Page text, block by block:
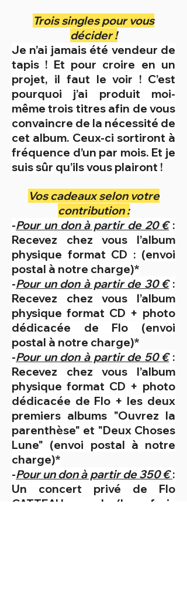
Trois singles pour vous
décider !
Je n’ai jamais été vendeur de
tapis ! Et pour croire en un
projet, il faut le voir ! C’est
pourquoi j’ai produit moi-
même trois titres afin de vous
convaincre de la nécessité de
cet album. Ceux-ci sortiront à
fréquence d’un par mois. Et je
suis sûr qu’ils vous plairont !
Vos cadeaux selon votre
contribution :
-Pour un don à partir de 20 €:
Recevez chez vous l’album
physique format CD : (envoi
postal à notre charge)*
-Pour un don à partir de 30 €:
Recevez chez vous l’album
physique format CD + photo
dédicacée de Flo (envoi
postal à notre charge)*
-Pour un don à partir de 50 €:
Recevez chez vous l’album
physique format CD + photo
dédicacée de Flo + les deux
premiers albums "Ouvrez la
parenthèse" et "Deux Choses
Lune" (envoi postal à notre
charge)*
-Pour un don à partir de 350 €:
Un concert privé de Flo
CATTEAU en solo (hors frais